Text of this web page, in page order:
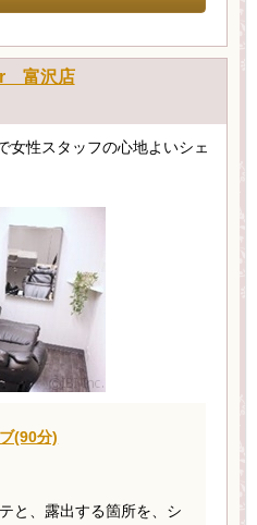
富沢店
女性スタッフの心地よいシェ
(90分)
と、露出する箇所を、シ